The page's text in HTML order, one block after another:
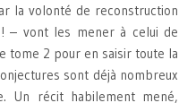
la volonté de reconstruction
– vont les mener à celui de
tome 2 pour en saisir toute la
sont déjà nombreux
Un récit habilement mené,